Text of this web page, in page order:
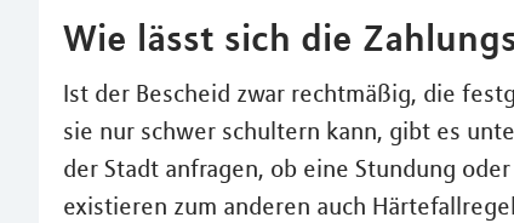
Wie lässt sich die
Ist der Bescheid zwar rechtmäßig, die
sie nur schwer schultern kann, gibt es
der Stadt anfragen, ob eine Stundung
existieren zum anderen auch